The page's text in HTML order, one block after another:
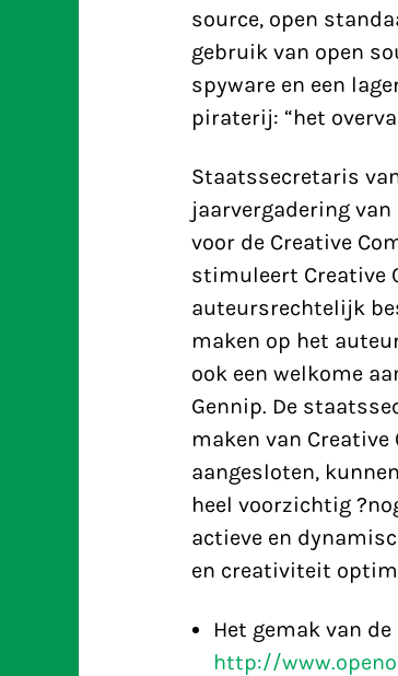
source, open
gebruik van open
spyware en een
piraterij: “het
Staatssecretaris
jaarvergadering
voor de Creative
stimuleert Creative
auteursrechtelijk
maken op het
ook een welkome
Gennip. De
maken van
aangesloten,
heel voorzichtig
actieve en
en creativiteit
Het gemak van
http://